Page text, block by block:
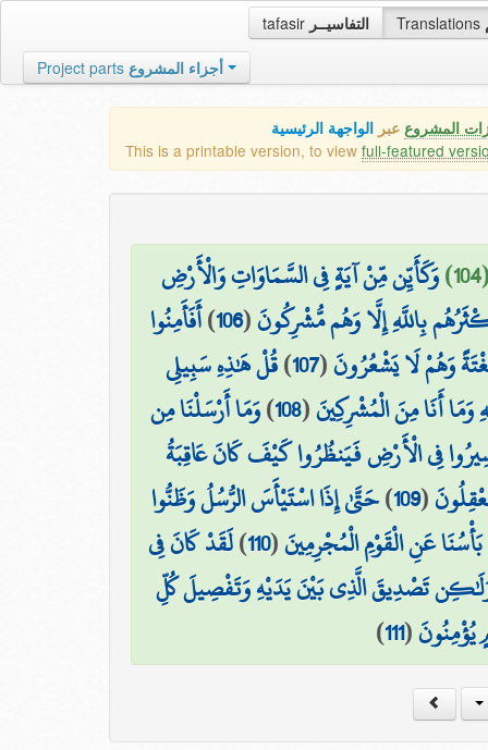
tafasir التفاسيــر Translations
Project parts أجزاء المشروع
المشروع عبر الواجهة الرئيسية
This is a printable version, to view full-featured
وَكَأَيِّن مِّنْ آيَةٍ فِي السَّمَاوَاتِ وَالْأَرْضِ
بِاللَّهِ إِلَّا وَهُم مُّشْرِكُونَ(
106
)أَفَأَمِنُوا
وَهُمْ لَا يَشْعُرُونَ(
107
)قُلْ هَٰذِهِ سَبِيلِي
وَمَا أَنَا مِنَ الْمُشْرِكِينَ(
108
)وَمَا أَرْسَلْنَا مِن
فِي الْأَرْضِ فَيَنظُرُوا كَيْفَ كَانَ عَاقِبَةُ
(
109
)حَتَّىٰ إِذَا اسْتَيْأَسَ الرُّسُلُ وَظَنُّوا
عَنِ الْقَوْمِ الْمُجْرِمِينَ(
110
)لَقَدْ كَانَ فِي
تَصْدِيقَ الَّذِي بَيْنَ يَدَيْهِ وَتَفْصِيلَ كُلِّ
(
111
)